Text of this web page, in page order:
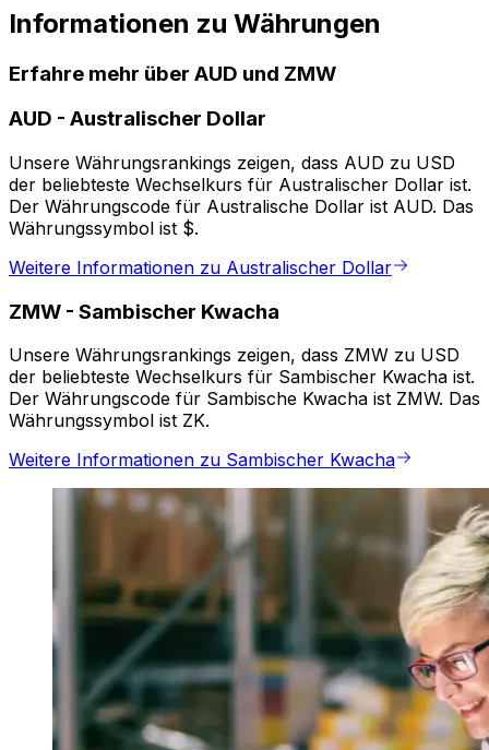
Informationen zu Währungen
Erfahre mehr über AUD und ZMW
AUD - Australischer Dollar
Unsere Währungsrankings zeigen, dass AUD zu USD
der beliebteste Wechselkurs für Australischer Dollar ist.
Der Währungscode für Australische Dollar ist AUD. Das
Währungssymbol ist $.
Weitere Informationen zu Australischer Dollar
ZMW - Sambischer Kwacha
Unsere Währungsrankings zeigen, dass ZMW zu USD
der beliebteste Wechselkurs für Sambischer Kwacha ist.
Der Währungscode für Sambische Kwacha ist ZMW. Das
Währungssymbol ist ZK.
Weitere Informationen zu Sambischer Kwacha